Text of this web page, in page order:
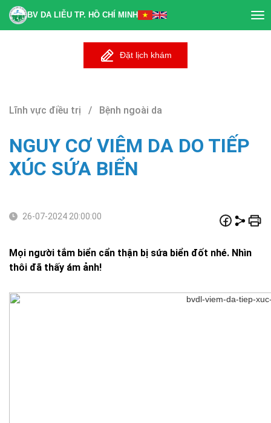
BV DA LIỄU TP. HỒ CHÍ MINH
Đặt lịch khám
Lĩnh vực điều trị / Bệnh ngoài da
NGUY CƠ VIÊM DA DO TIẾP
XÚC SỨA BIỂN
26-07-2024 20:00:00
Mọi người tắm biển cẩn thận bị sứa biển đốt nhé. Nhìn
thôi đã thấy ám ảnh!